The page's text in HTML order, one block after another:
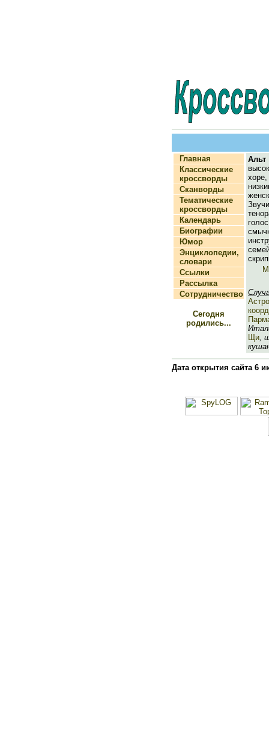
Главная
Классические
кроссворды
Сканворды
Тематические
кроссворды
Календарь
Биографии
Юмор
Энциклопедии,
словари
Ссылки
Рассылка
Сотрудничество
Сегодня
родились...
Альт
Щи,
Дата открытия сайта 6